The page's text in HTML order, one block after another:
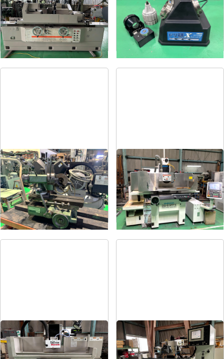
メーカー シギヤ精機
形 式GP-30B-100H
年 式1991
メーカー ニシガキ
形 式ドリ研Xシンニング
式-
ドリル研削盤
メーカー 飯田
形 式YG-200F
年 式-
平面研削盤
メーカー クロダ
形 式GS-63PFⅡ
年 式2015
平面研削盤
メーカー 岡本
平面研削盤
メーカー ユング